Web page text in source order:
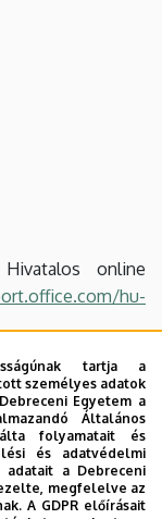
online
hu-
alapjai (a
Jegyzet.
[Word, Excel,
tartja a
személyes adatok
Egyetem a
Általános
folyamatait és
és adatvédelmi
adatait a Debreceni
megfelelve az
A GDPR előírásait